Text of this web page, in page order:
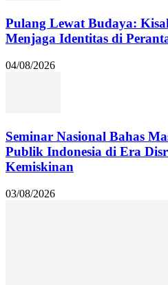
Pulang Lewat Budaya:
Menjaga Identitas di
04/08/2026
Seminar Nasional Bahas
Publik Indonesia di Era
Kemiskinan
03/08/2026